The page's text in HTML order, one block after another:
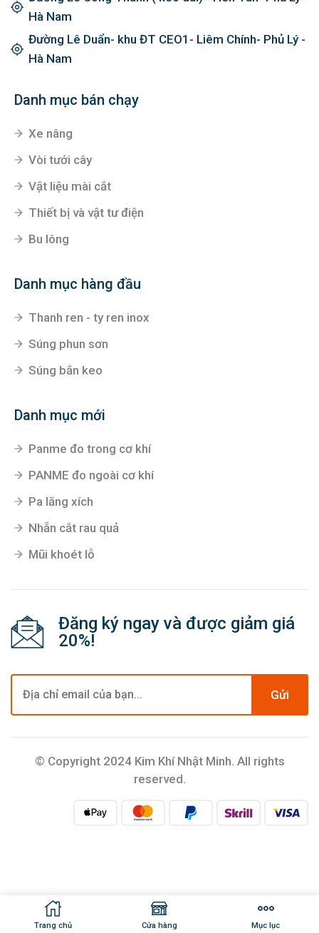
Trang chủ Cửa hàng Mục lục
Hà Nam
Đường Lê Duẩn- khu ĐT CEO1- Liêm Chính- Phủ Lý -
Hà Nam
Danh mục bán chạy
Xe nâng
Vòi tưới cây
Vật liệu mài cắt
Thiết bị và vật tư điện
Bu lông
Danh mục hàng đầu
Thanh ren - ty ren inox
Súng phun sơn
Súng bắn keo
Danh mục mới
Panme đo trong cơ khí
PANME đo ngoài cơ khí
Pa lăng xích
Nhẵn cắt rau quả
Mũi khoét lỗ
Đăng ký ngay và được giảm giá
20%!
Gửi
© Copyright 2024 Kim Khí Nhật Minh. All rights
reserved.